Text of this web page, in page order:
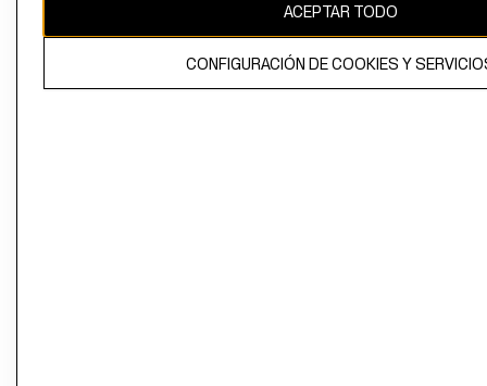
ACEPTAR TODO
CONFIGURACIÓN DE COOKIES Y